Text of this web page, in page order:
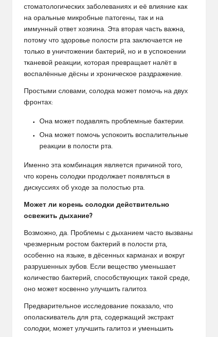
стоматологических заболеваниях и её влияние как
на оральные микробные патогены, так и на
иммунный ответ хозяина. Эта вторая часть важна,
потому что здоровье полости рта заключается не
только в уничтожении бактерий, но и в успокоении
тканевой реакции, которая превращает налёт в
воспалённые дёсны и хроническое раздражение.
Простыми словами, солодка может помочь на двух
фронтах:
Она может подавлять проблемные бактерии.
Она может помочь успокоить воспалительные
реакции в полости рта.
Именно эта комбинация является причиной того,
что корень солодки продолжает появляться в
дискуссиях об уходе за полостью рта.
Может ли корень солодки действительно
освежить дыхание?
Возможно, да. Проблемы с дыханием часто вызваны
чрезмерным ростом бактерий в полости рта,
особенно на языке, в дёсенных карманах и вокруг
разрушенных зубов. Если вещество уменьшает
количество бактерий, способствующих такой среде,
оно может косвенно улучшить галитоз.
Предварительное исследование показало, что
ополаскиватель для рта, содержащий экстракт
солодки, может улучшить галитоз и уменьшить